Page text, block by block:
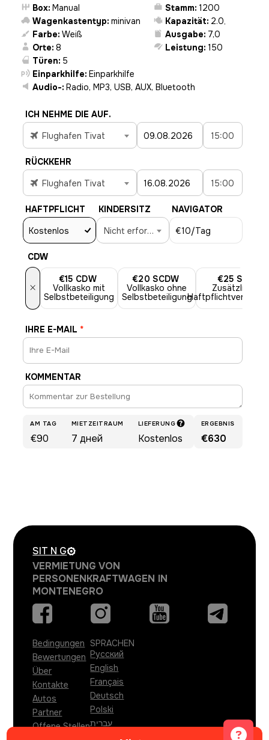
Box: Manual
Wagenkastentyp: minivan
Farbe: Weiß
Orte: 8
Türen: 5
Stamm: 1200
Kapazität: 2.0,
Ausgabe: 7,0
Leistung: 150
Einparkhilfe: Einparkhilfe
Audio-: Radio, MP3, USB, AUX, Bluetooth
ICH NEHME DIE AUF.
Flughafen Tivat
15:00
RÜCKKEHR
Flughafen Tivat
15:00
HAFTPFLICHT
Kostenlos
KINDERSITZ
Nicht erforderlich
NAVIGATOR
€10/Tag
CDW
×
€15 CDW
Vollkasko mit
Selbstbeteiligung
€20 SCDW
Vollkasko ohne
Selbstbeteiligung
€25 SLI
Zusätzliche
IHRE E-MAIL *
KOMMENTAR
AM TAG
€90
MIETZEITRAUM
7 дней
LIEFERUNG
Kostenlos
ERGEBNIS
€630
SIT N G
VERMIETUNG VON
PERSONENKRAFTWAGEN IN
MONTENEGRO
Bedingungen
Bewertungen
Über
Kontakte
Autos
Partner
Offene Stellen
SPRACHEN
Русский
English
Français
Deutsch
Polski
עברית